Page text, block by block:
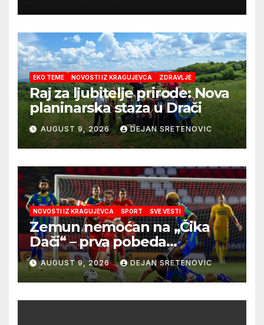
EKO TEME NOVOSTI IZ KRAGUJEVCA ZDRAVLJE
Raj za ljubitelje prirode: Nova
planinarska staza u Drači
AUGUST 9, 2026 DEJAN SRETENOVIC
NOVOSTI IZ KRAGUJEVCA SPORT SVE VESTI
Zemun nemoćan na „Čika
Dači“ – prva pobeda
Radničkog u drugom
mandatu Feđe Dudića
AUGUST 9, 2026 DEJAN SRETENOVIC